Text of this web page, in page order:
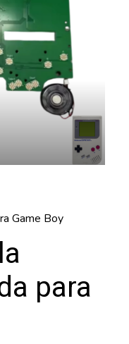
Game Boy
para